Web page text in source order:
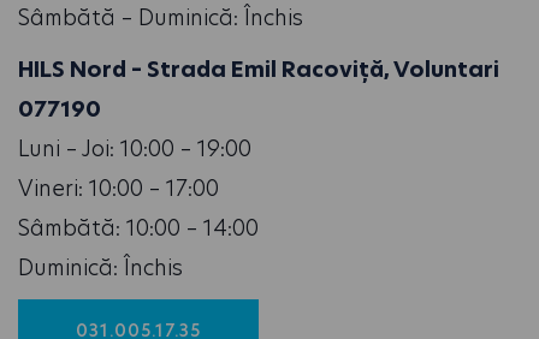
Sâmbătă – Duminică: Închis
HILS Nord – Strada Emil Racoviță, Voluntari
077190
Luni – Joi: 10:00 – 19:00
Vineri: 10:00 – 17:00
Sâmbătă: 10:00 – 14:00
Duminică: Închis
031.005.17.35